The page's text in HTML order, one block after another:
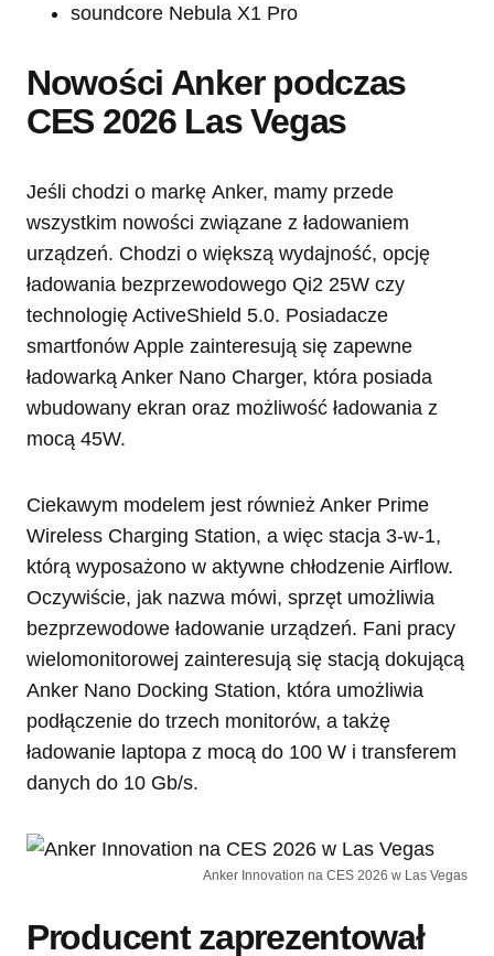
soundcore Nebula X1 Pro
Nowości Anker podczas
CES 2026 Las Vegas
Jeśli chodzi o markę Anker, mamy przede
wszystkim nowości związane z ładowaniem
urządzeń. Chodzi o większą wydajność, opcję
ładowania bezprzewodowego Qi2 25W czy
technologię ActiveShield 5.0. Posiadacze
smartfonów Apple zainteresują się zapewne
ładowarką Anker Nano Charger, która posiada
wbudowany ekran oraz możliwość ładowania z
mocą 45W.
Ciekawym modelem jest również Anker Prime
Wireless Charging Station, a więc stacja 3-w-1,
którą wyposażono w aktywne chłodzenie Airflow.
Oczywiście, jak nazwa mówi, sprzęt umożliwia
bezprzewodowe ładowanie urządzeń. Fani pracy
wielomonitorowej zainteresują się stacją dokującą
Anker Nano Docking Station, która umożliwia
podłączenie do trzech monitorów, a takżę
ładowanie laptopa z mocą do 100 W i transferem
danych do 10 Gb/s.
Anker Innovation na CES 2026 w Las Vegas
Producent zaprezentował